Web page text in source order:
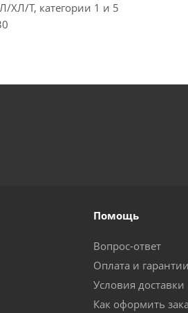
ХЛ/Т, категории 1 и 5
Помощь
Вопрос-ответ
Оплата и гарантии
Условия доставки
Как оформить